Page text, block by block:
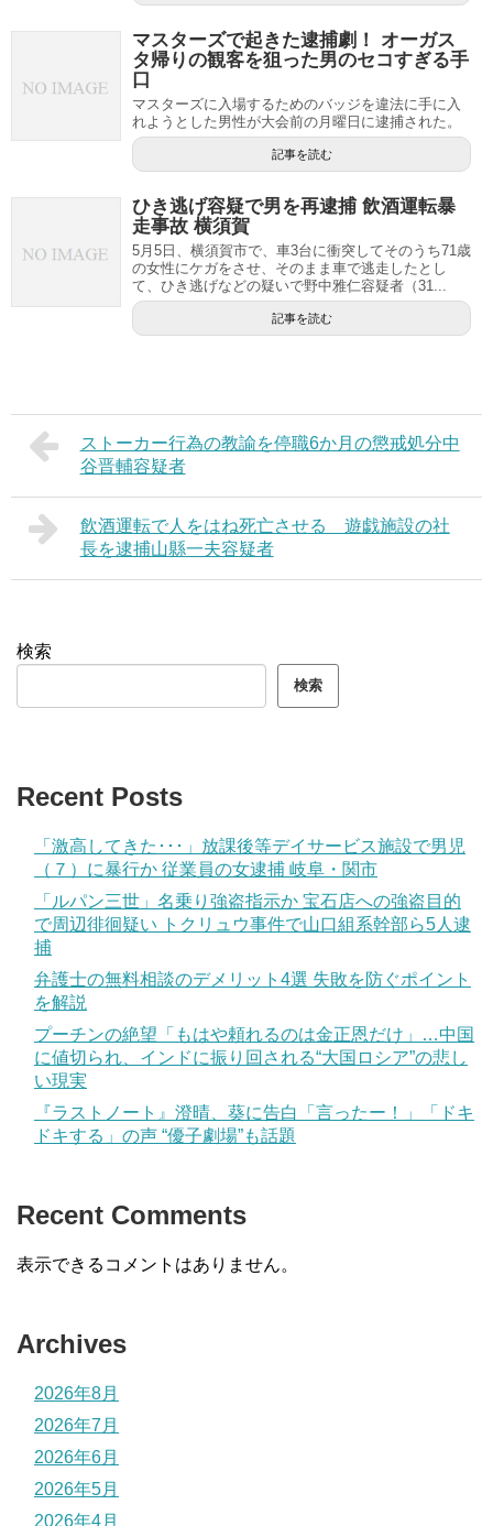
マスターズで起きた逮捕劇！ オーガス
タ帰りの観客を狙った男のセコすぎる手
口
マスターズに入場するためのバッジを違法に手に入
れようとした男性が大会前の月曜日に逮捕された。
記事を読む
ひき逃げ容疑で男を再逮捕 飲酒運転暴
走事故 横須賀
5月5日、横須賀市で、車3台に衝突してそのうち71歳
の女性にケガをさせ、そのまま車で逃走したとし
て、ひき逃げなどの疑いで野中雅仁容疑者（31...
記事を読む
ストーカー行為の教諭を停職6か月の懲戒処分中
谷晋輔容疑者
飲酒運転で人をはね死亡させる 遊戯施設の社
長を逮捕山縣一夫容疑者
検索
検索
Recent Posts
「激高してきた･･･」放課後等デイサービス施設で男児
（７）に暴行か 従業員の女逮捕 岐阜・関市
「ルパン三世」名乗り強盗指示か 宝石店への強盗目的
で周辺徘徊疑い トクリュウ事件で山口組系幹部ら5人逮
捕
弁護士の無料相談のデメリット4選 失敗を防ぐポイント
を解説
プーチンの絶望「もはや頼れるのは金正恩だけ」…中国
に値切られ、インドに振り回される“大国ロシア”の悲し
い現実
『ラストノート』澄晴、葵に告白「言ったー！」「ドキ
ドキする」の声 “優子劇場”も話題
Recent Comments
表示できるコメントはありません。
Archives
2026年8月
2026年7月
2026年6月
2026年5月
2026年4月